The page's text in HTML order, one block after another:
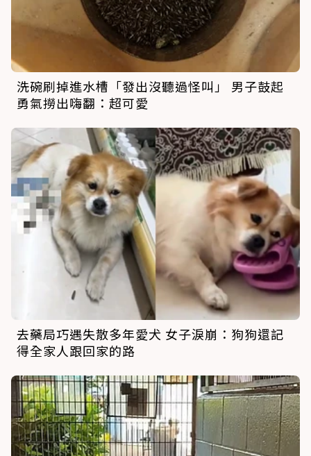
洗碗刷掉進水槽「發出沒聽過怪叫」 男子鼓起
勇氣撈出嗨翻：超可愛
去藥局巧遇失散多年愛犬 女子淚崩：狗狗還記
得全家人跟回家的路